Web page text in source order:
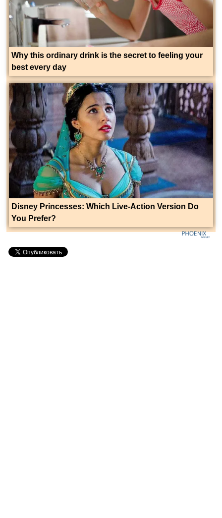
Why this ordinary drink is the secret to feeling your
best every day
Disney Princesses: Which Live-Action Version Do
You Prefer?